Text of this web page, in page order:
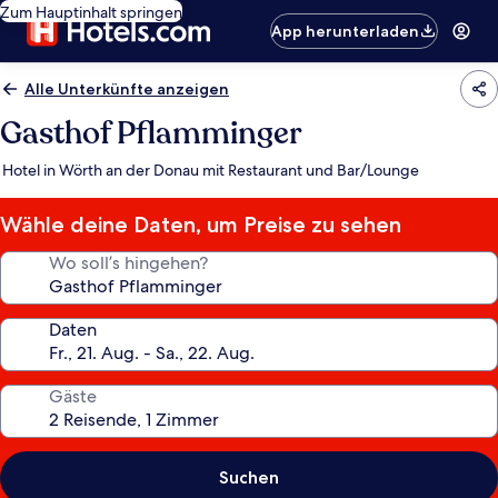
Zum Hauptinhalt springen
App herunterladen
Alle Unterkünfte anzeigen
Gasthof Pflamminger
Hotel in Wörth an der Donau mit Restaurant und Bar/Lounge
Wähle deine Daten, um Preise zu sehen
Wo soll’s hingehen?
Daten
Gäste
Suchen